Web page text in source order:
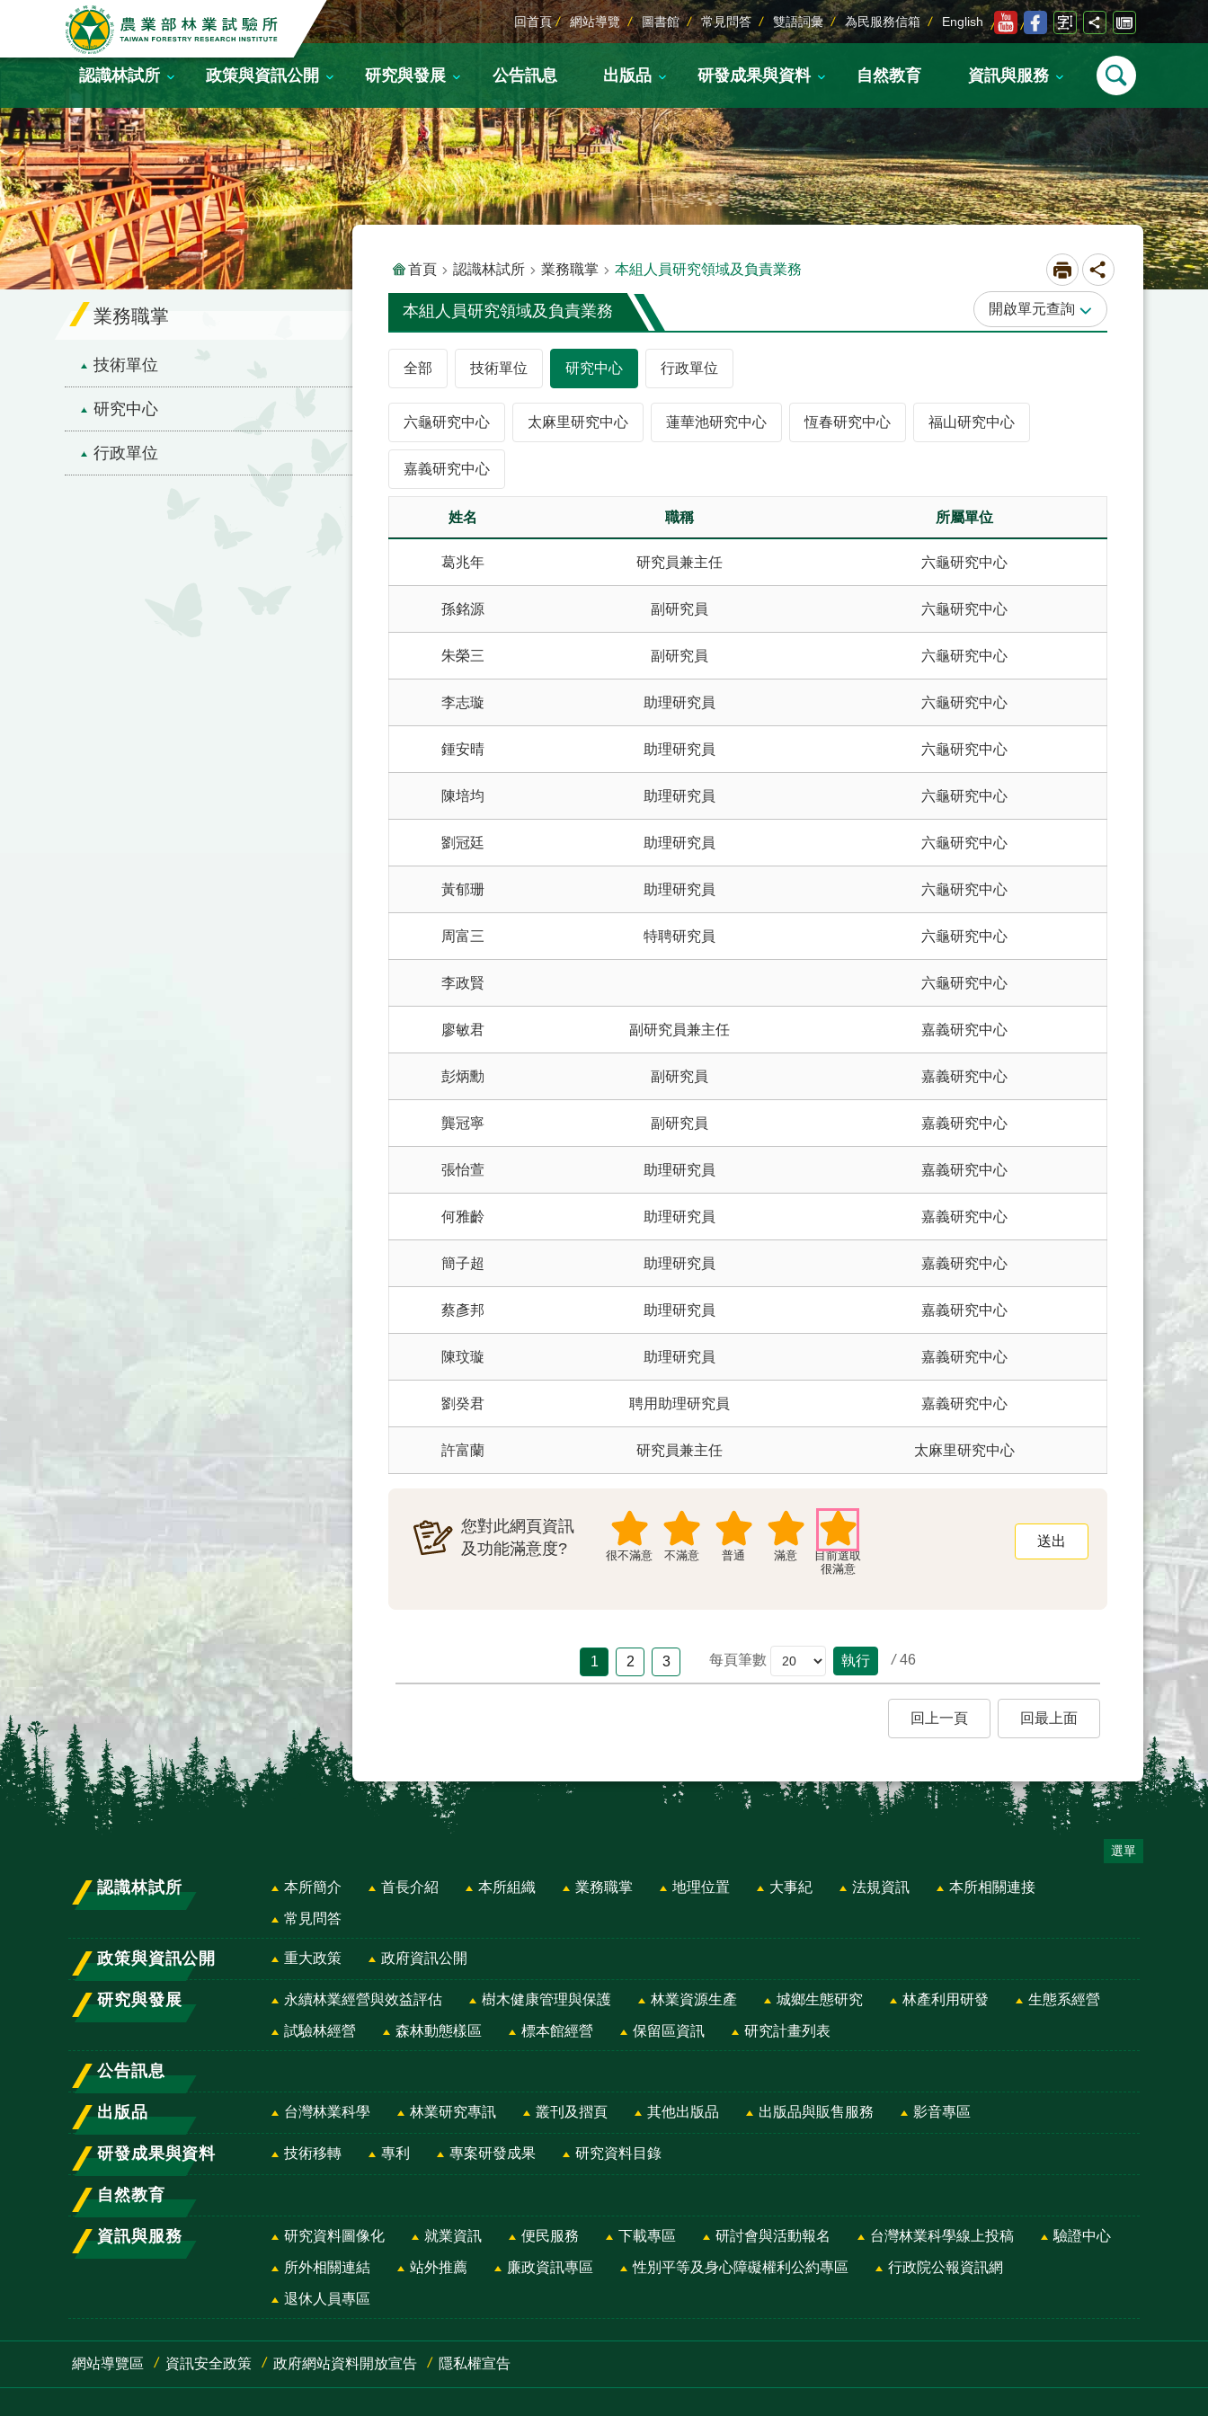
跳到主要內容區塊 回首頁 網站導覽 圖書館 常見問答 雙語詞彙 為民服務信箱 English
認識林試所 政策與資訊公開 研究與發展 公告訊息 出版品 研發成果與資料 自然教育 資訊與服務
業務職掌
技術單位
研究中心
行政單位
首頁 認識林試所 業務職掌 本組人員研究領域及負責業務
本組人員研究領域及負責業務 單元查詢
全部 技術單位 研究中心 行政單位
六龜研究中心 太麻里研究中心 蓮華池研究中心 恆春研究中心 福山研究中心
嘉義研究中心
姓名 職稱 所屬單位
葛兆年 研究員兼主任 六龜研究中心
孫銘源 副研究員 六龜研究中心
朱榮三 副研究員 六龜研究中心
李志璇 助理研究員 六龜研究中心
鍾安晴 助理研究員 六龜研究中心
陳培均 助理研究員 六龜研究中心
劉冠廷 助理研究員 六龜研究中心
黃郁珊 助理研究員 六龜研究中心
周富三 特聘研究員 六龜研究中心
李政賢 六龜研究中心
廖敏君 副研究員兼主任 嘉義研究中心
彭炳勳 副研究員 嘉義研究中心
龔冠寧 副研究員 嘉義研究中心
張怡萱 助理研究員 嘉義研究中心
何雅齡 助理研究員 嘉義研究中心
簡子超 助理研究員 嘉義研究中心
蔡彥邦 助理研究員 嘉義研究中心
陳玟璇 助理研究員 嘉義研究中心
劉癸君 聘用助理研究員 嘉義研究中心
許富蘭 研究員兼主任 太麻里研究中心
您對此網頁資訊
及功能滿意度?
很不滿意 不滿意 普通
滿意
很滿意
1 2 3 每頁筆數 執行 / 46
回上一頁 回最上面
選單
認識林試所 本所簡介 首長介紹 本所組織 業務職掌 地理位置 大事紀 法規資訊 本所相關連接
常見問答
政策與資訊公開 重大政策 政府資訊公開
研究與發展 永續林業經營與效益評估 樹木健康管理與保護 林業資源生產 城鄉生態研究 林產利用研發 生態系經營
試驗林經營 森林動態樣區 標本館經營 保留區資訊 研究計畫列表
公告訊息
出版品 台灣林業科學 林業研究專訊 叢刊及摺頁 其他出版品 出版品與販售服務 影音專區
研發成果與資料 技術移轉 專利 專案研發成果 研究資料目錄
自然教育
資訊與服務 研究資料圖像化 就業資訊 便民服務 下載專區 研討會與活動報名 台灣林業科學線上投稿 驗證中心
所外相關連結 站外推薦 廉政資訊專區 性別平等及身心障礙權利公約專區 行政院公報資訊網
退休人員專區
網站導覽區 資訊安全政策 政府網站資料開放宣告 隱私權宣告